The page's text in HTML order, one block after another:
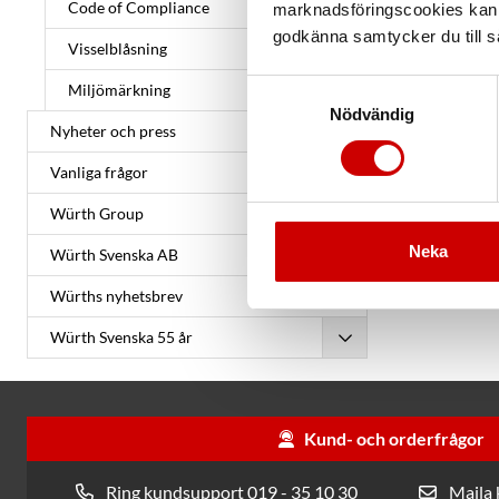
marknadsföringscookies
godkänna samtycker du till
Nödvändig
Neka
Code of Compliance
Visselblåsning
Miljömärkning
Nyheter och press
Vanliga frågor
Würth Group
Würth Svenska AB
Würths nyhetsbrev
Würth Svenska 55 år
förbättrade
Vision 2030
• 99 % av A,
• 100 % av
* A, B, C-
Kund- och orderfrågor
Ring kundsupport 019 - 35 10 30 Maila